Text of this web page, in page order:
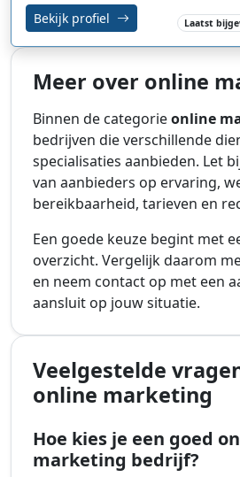
Bekijk profiel Laatst
Meer over online
Binnen de categorieonline
bedrijven die verschillende
specialisaties aanbieden. Let
van aanbieders op ervaring,
bereikbaarheid, tarieven en
Een goede keuze begint met
overzicht. Vergelijk daarom
en neem contact op met een
aansluit op jouw situatie.
Veelgestelde
online marketing
Hoe kies je een goed
marketing bedrijf?